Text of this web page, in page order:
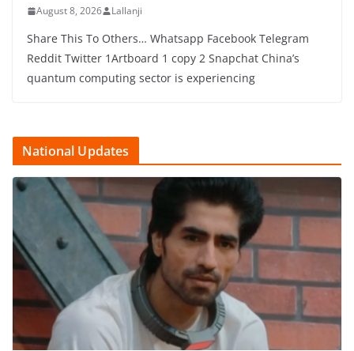
August 8, 2026 Lallanji
Share This To Others… Whatsapp Facebook Telegram
Reddit Twitter 1Artboard 1 copy 2 Snapchat China’s
quantum computing sector is experiencing
National Updates